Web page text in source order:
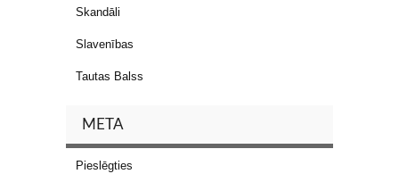
Skandāli
Slavenības
Tautas Balss
META
Pieslēgties